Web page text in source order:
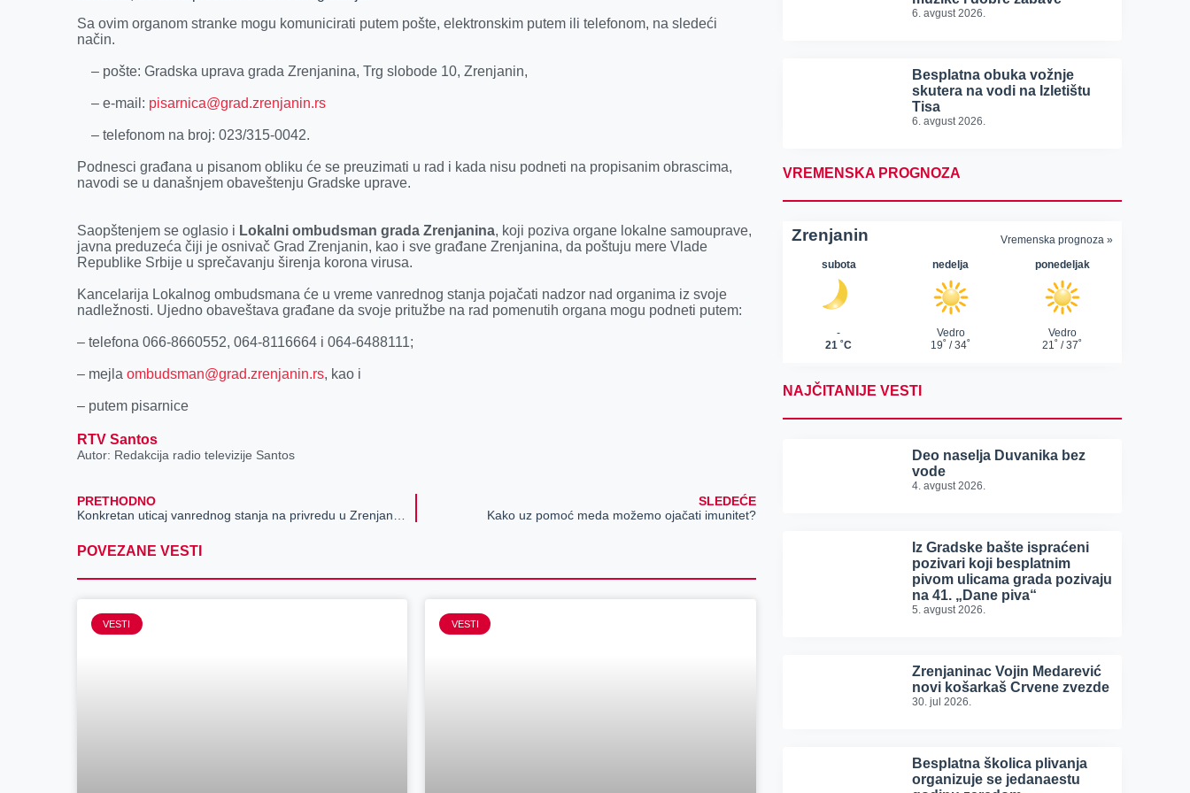
Sa ovim organom stranke mogu komunicirati putem pošte, elektronskim putem ili telefonom, na sledeći
način.
– pošte: Gradska uprava grada Zrenjanina, Trg slobode 10, Zrenjanin,
– e-mail: pisarnica@grad.zrenjanin.rs
– telefonom na broj: 023/315-0042.
Podnesci građana u pisanom obliku će se preuzimati u rad i kada nisu podneti na propisanim obrascima,
navodi se u današnjem obaveštenju Gradske uprave.
Saopštenjem se oglasio i Lokalni ombudsman grada Zrenjanina, koji poziva organe lokalne samouprave,
javna preduzeća čiji je osnivač Grad Zrenjanin, kao i sve građane Zrenjanina, da poštuju mere Vlade
Republike Srbije u sprečavanju širenja korona virusa.
Kancelarija Lokalnog ombudsmana će u vreme vanrednog stanja pojačati nadzor nad organima iz svoje
nadležnosti. Ujedno obaveštava građane da svoje pritužbe na rad pomenutih organa mogu podneti putem:
– telefona 066-8660552, 064-8116664 i 064-6488111;
– mejlaombudsman@grad.zrenjanin.rs, kao i
– putem pisarnice
RTV Santos
Autor: Redakcija radio televizije Santos
PRETHODNO
SLEDEĆE
Kako uz pomoć meda možemo ojačati imunitet?
POVEZANE VESTI
VESTI VESTI
6. avgust 2026.
Besplatna obuka vožnje
skutera na vodi na Izletištu
Tisa
6. avgust 2026.
VREMENSKA PROGNOZA
NAJČITANIJE VESTI
Deo naselja Duvanika bez
vode
4. avgust 2026.
Iz Gradske bašte ispraćeni
pozivari koji besplatnim
pivom ulicama grada pozivaju
na 41. „Dane piva“
5. avgust 2026.
Zrenjaninac Vojin Medarević
novi košarkaš Crvene zvezde
30. jul 2026.
Besplatna školica plivanja
organizuje se jedanaestu